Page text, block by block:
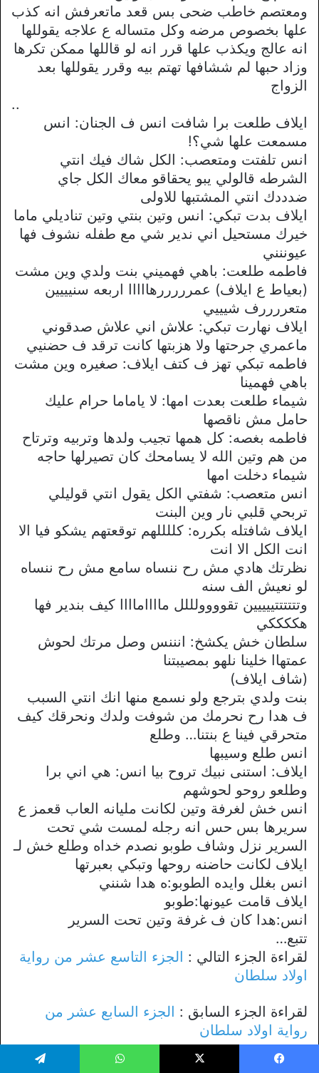
ومعتصم خاطب ضحى بس قعد ماتعرفش انه كذب
علها بخصوص مرضه وكل متساله ع علاجه يقوللها
انه عالج ويكذب علها قرر انه لو قاللها ممكن تكرها
وزاد حبها لم ششافها تهتم بيه وقرر يقوللها بعد
الزواج
..
ايلاف طلعت برا شافت انس ف الجنان: انس
مسمعت علها شي؟!
انس تلفتت ومتعصب: الكل شاك فيك انتي
الشرطه قالولي يبو يحقاقو معاك الكل جاي
ضدددك انتي المشتبها للاولى
ايلاف بدت تبكي: انس وتين بنتي وتين تناديلي ماما
خيرك مستحيل اني ندير شي مع طفله نشوف فها
عيوننني
فاطمه طلعت: باهي فهميني بنت ولدي وين مشت
(بعياط ع ايلاف) عمرررررهااااا اربعه سنيييين
متعررررف شيييي
ايلاف نهارت تبكي: علاش اني علاش صدقوني
ماعمري جرحتها ولا هزبتها كانت ترقد ف حضنيي
فاطمه تبكي تهز ف كتف ايلاف: صغيره وين مشت
باهي فهمينا
شيماء طلعت بعدت امها: لا ياماما حرام عليك
حامل مش ناقصها
فاطمه بغصه: كل همها تجيب ولدها وتربيه وترتاح
من هم وتين الله لا يسامحك كان تصيرلها حاجه
شيماء دخلت امها
انس متعصب: شفتي الكل يقول انتي قوليلي
تربحي قلبي نار وين البنت
ايلاف شافتله بكرره: كللللهم توقعتهم يشكو فيا الا
انت الكل الا انت
نظرتك هادي مش رح ننساه سامع مش رح ننساه
لو نعيش الف سنه
وتتتتتتييييين تقوووولللل مااااماااا كيف بندير فها
هككككي
سلطان خش يكشخ: انننس وصل مرتك لحوش
عمتهاا خلينا نلهو بمصيبتنا
(شاف ايلاف)
بنت ولدي بترجع ولو نسمع منها انك انتي السبب
ف هدا رح نحرمك من شوفت ولدك ونحرقك كيف
متحرقي فينا ع بنتنا… وطلع
انس طلع وسيبها
ايلاف: استنى نبيك تروح بيا انس: هي اني برا
وطلعو روحو لحوشهم
انس خش لغرفة وتين لكانت مليانه العاب قعمز ع
سريرها بس حس انه رجله لمست شي تحت
السرير نزل وشاف طوبو نصدم خداه وطلع خش لـ
ايلاف لكانت حاضنه روحها وتبكي بعبرتها
انس بغلل وايده الطوبو:ه هدا شنني
ايلاف قامت عيونها:طوبو
انس:هدا كان ف غرفة وتين تحت السرير
تتبع…
لقراءة الجزء التالي : الجزء التاسع عشر من رواية
اولاد سلطان
لقراءة الجزء السابق : الجزء السابع عشر من
رواية اولاد سلطان
للإطلاع علي فهرس اجزاء الرواية : جميع روابط